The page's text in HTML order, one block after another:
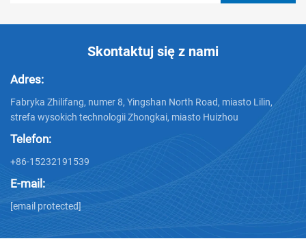
Skontaktuj się z nami
Adres:
Fabryka Zhilifang, numer 8, Yingshan North Road, miasto Lilin,
strefa wysokich technologii Zhongkai, miasto Huizhou
Telefon:
+86-15232191539
E-mail:
[email protected]